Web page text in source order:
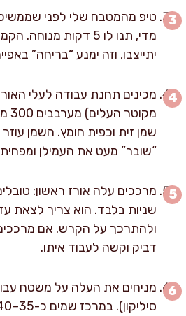
טיפ מהמטבח שלי לפני
מדי, תנו לו 5 דקות
יתייצבו, וזה ימנע “בריחה”
מכינים תחנת עבודה לעלי
שמן זית וכפית חומץ. השמן
“שובר” מעט את העמילן
שניות בלבד. הוא צריך לצאת
ולהתרכך על הקרש. אם מרככים
דביק וקשה לעבוד איתו.
מניחים את העלה על משטח